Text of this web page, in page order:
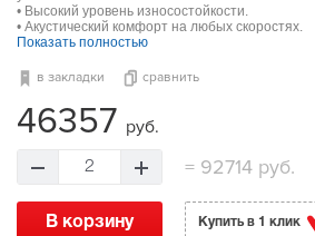
• Высокий уровень износостойкости.
• Акустический комфорт на любых скоростях.
Показать полностью
в закладки сравнить
46357 руб.
2 = 92714 руб.
В корзину Купить в 1 клик